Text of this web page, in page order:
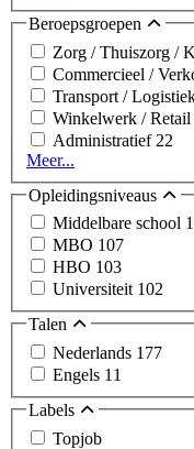
Beroepsgroepen
Zorg / Thuiszorg /
Commercieel /
Transport /
Winkelwerk / Retail
Administratief 22
Meer...
Opleidingsniveaus
Middelbare school
MBO 107
HBO 103
Universiteit 102
Talen
Nederlands 177
Engels 11
Labels
Topjob